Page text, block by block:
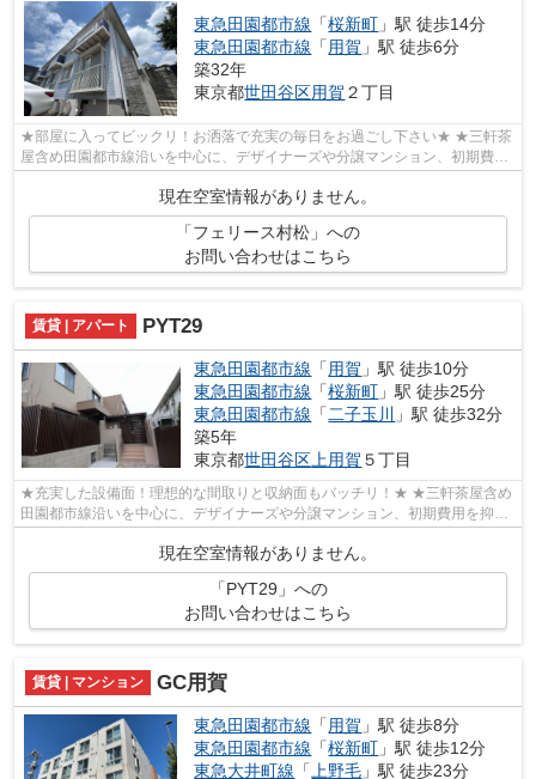
東急田園都市線 「桜新町 」駅 徒歩14分
東急田園都市線 「 用賀 」駅 徒歩6分
築32年
東京都世田谷区用賀 ２丁目
★部屋に入ってビックリ！お洒落で充実の毎日をお過ごし下さい★ ★三軒茶
屋含め田園都市線沿いを中心に、デザイナーズや分譲マンション、初期費用
現在空室情報がありません。
「フェリース村松」への
お問い合わせはこちら
賃貸 | アパート PYT29
東急田園都市線 「用賀 」駅 徒歩10分
東急田園都市線 「桜新町 」駅 徒歩25分
東急田園都市線 「二子玉川
」駅 徒歩32分
築5年
東京都世田谷区上用賀 ５丁目
★充実した設備面！理想的な間取りと収納面もバッチリ！★ ★三軒茶屋含め
田園都市線沿いを中心に、デザイナーズや分譲マンション、初期費用を抑え
た部屋探しはぜひ当社にお任せください♪...
現在空室情報がありません。
「PYT29」への
お問い合わせはこちら
賃貸 | マンション GC用賀
東急田園都市線 「 用賀 」駅 徒歩8分
東急田園都市線 「桜新町 」駅 徒歩12分
東急大井町線 「 上野毛 」駅 徒歩23分